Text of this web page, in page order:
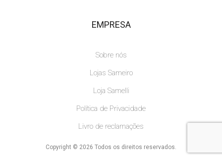
EMPRESA
Sobre nós
Lojas Sameiro
Loja Samelli
Política de Privacidade
Livro de reclamações
Copyright © 2026 Todos os direitos reservados.